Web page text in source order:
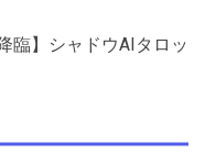
臨】シャドウAIタロッ